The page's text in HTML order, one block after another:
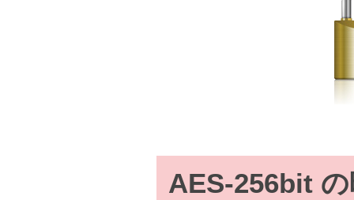
AES-256bit